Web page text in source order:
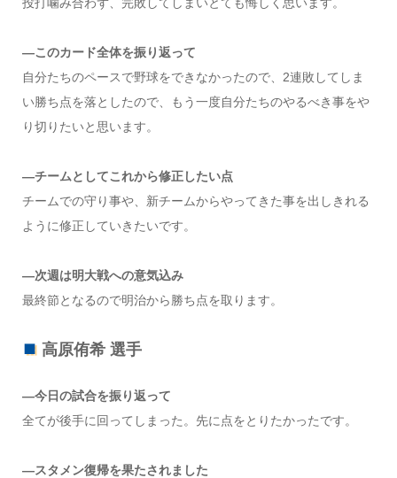
―このカード全体を振り返って
自分たちのペースで野球をできなかったので、2連敗してしま
い勝ち点を落としたので、もう一度自分たちのやるべき事をや
り切りたいと思います。
―チームとしてこれから修正したい点
チームでの守り事や、新チームからやってきた事を出しきれる
ように修正していきたいです。
―次週は明大戦への意気込み
最終節となるので明治から勝ち点を取ります。
高原侑希 選手
―今日の試合を振り返って
全てが後手に回ってしまった。先に点をとりたかったです。
―スタメン復帰を果たされました